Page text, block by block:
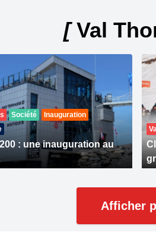
[Val
Société
Inauguration
: une inauguration au
Afficher